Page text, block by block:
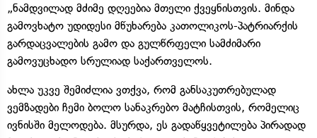
„ნამდვილად მძიმე დღეებია მთელი ქვეყნისთვის. მინდა
გამოვხატო უდიდესი მწუხარება კათოლიკოს-პატრიარქის
გარდაცვალების გამო და გულწრფელი სამძიმარი
გამოვუცხადო სრულიად საქართველოს.
ახლა უკვე შემიძლია ვთქვა, რომ განსაკუთრებულად
ვემზადები ჩემი ბოლო სანაკრებო მატჩისთვის, რომელიც
ივნისში მელოდება. მსურდა, ეს გადაწყვეტილება პირადად